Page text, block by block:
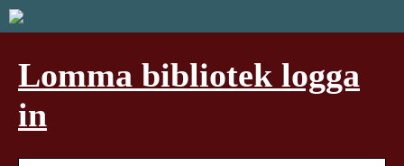
Lomma bibliotek logga
in